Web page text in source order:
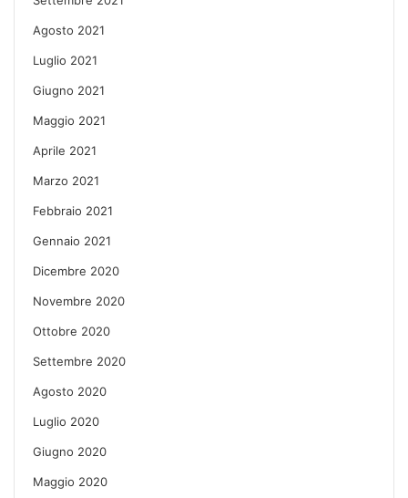
Agosto 2021
Luglio 2021
Giugno 2021
Maggio 2021
Aprile 2021
Marzo 2021
Febbraio 2021
Gennaio 2021
Dicembre 2020
Novembre 2020
Ottobre 2020
Settembre 2020
Agosto 2020
Luglio 2020
Giugno 2020
Maggio 2020